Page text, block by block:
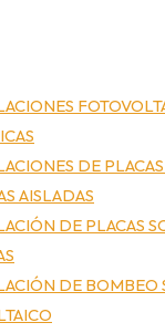
DE
AISLADAS
DE PLACAS
DE BOMBEO